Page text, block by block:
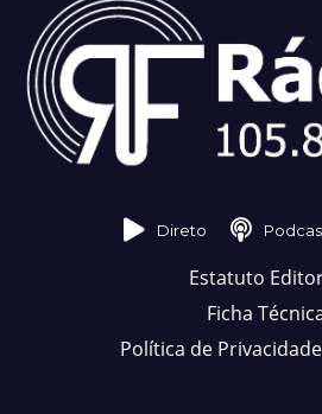
Direto
Estatuto
Ficha
Política de